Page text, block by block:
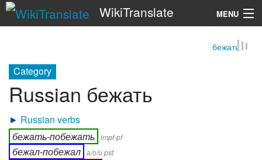
WikiTranslate MENU
бежать
Category
Russian бежать
► Russian verbs
бежать-побежать impf-pf
бежал-побежал а/о/и pst